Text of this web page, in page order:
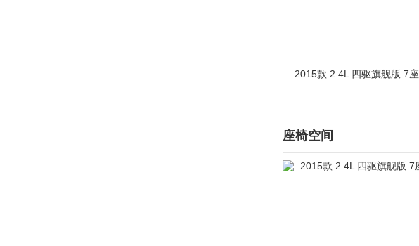
2015款 2.4L 四驱旗舰版 7座
座椅空间